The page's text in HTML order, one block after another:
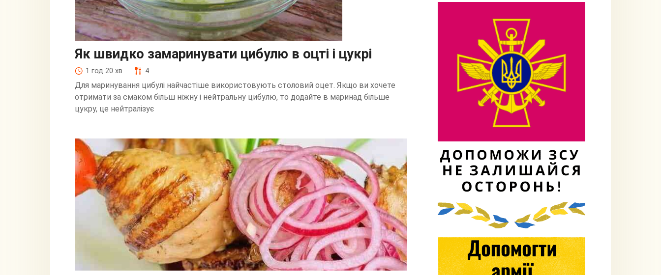
Як швидко замаринувати цибулю в оцті і цукрі
1 год 20 хв 4
Для маринування цибулі найчастіше використовують столовий оцет. Якщо ви хочете
отримати за смаком більш ніжну і нейтральну цибулю, то додайте в маринад більше
цукру, це нейтралізує